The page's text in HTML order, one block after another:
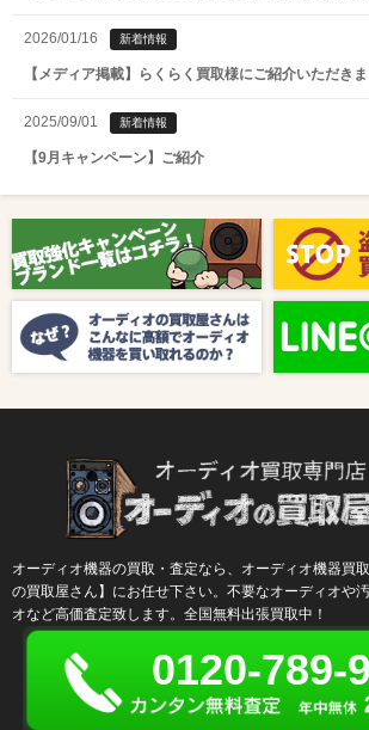
2026/01/16 新着情報
【メディア掲載】らくらく買取様にご紹介いただきま
2025/09/01 新着情報
【9月キャンペーン】ご紹介
【8月キャンペーン】ご紹介
2024/10/04 新着情報
【ラジオ番組放送のお知らせ】
オーディオ機器の買取・査定なら、オーディオ機器買
の買取屋さん】にお任せ下さい。不要なオーディオや
オなど高価査定致します。全国無料出張買取中！
0120-789-